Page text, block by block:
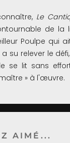
Le
de la
Poulpe qui
su relever le
se lit sans
» à l'œuvre.
AIMÉ...